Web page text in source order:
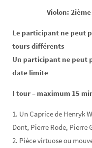
Violon: 2ième
Le participant ne peut
tours différents
Un participant ne peut
date limite
I tour – maximum 15
1. Un Caprice de Henryk
Dont, Pierre Rode, Pierre
2. Pièce virtuose ou